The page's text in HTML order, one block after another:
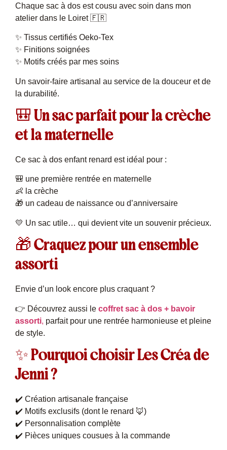
Chaque sac à dos est cousu avec soin dans mon
atelier dans le Loiret 🇫🇷
✨ Tissus certifiés Oeko-Tex
✨ Finitions soignées
✨ Motifs créés par mes soins
Un savoir-faire artisanal au service de la douceur et de
la durabilité.
🎒 Un sac parfait pour la crèche
et la maternelle
Ce sac à dos enfant renard est idéal pour :
🎒 une première rentrée en maternelle
👶 la crèche
🎁 un cadeau de naissance ou d’anniversaire
💛 Un sac utile… qui devient vite un souvenir précieux.
🎁 Craquez pour un ensemble
assorti
Envie d’un look encore plus craquant ?
👉 Découvrez aussi le coffret sac à dos + bavoir
assorti, parfait pour une rentrée harmonieuse et pleine
de style.
✨ Pourquoi choisir Les Créa de
Jenni ?
✔️ Création artisanale française
✔️ Motifs exclusifs (dont le renard 🦊)
✔️ Personnalisation complète
✔️ Pièces uniques cousues à la commande